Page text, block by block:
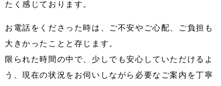
たく感じております。
お電話をくださった時は、ご不安やご心配、ご負担も
大きかったことと存じます。
限られた時間の中で、少しでも安心していただけるよ
う、現在の状況をお伺いしながら必要なご案内を丁寧